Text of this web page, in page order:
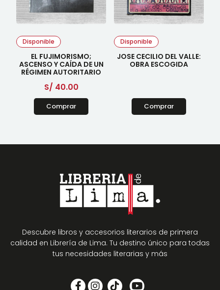
Disponible
EL FUJIMORISMO;
ASCENSO Y CAÍDA DE UN
RÉGIMEN AUTORITARIO
S/ 40.00
Comprar
Disponible
JOSE CECILIO DEL VALLE:
OBRA ESCOGIDA
Comprar
Descubre libros y accesorios literarios de primera
calidad en Librería de Lima. Tu destino único para todas
tus necesidades literarias y más